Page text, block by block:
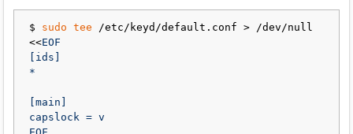
$ sudo tee /etc/keyd/default.conf > /dev/null
<<EOF
[ids]
*
[main]
capslock = v